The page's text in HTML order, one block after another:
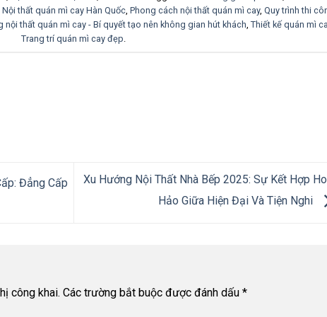
Nội thất quán mì cay Hàn Quốc, Phong cách nội thất quán mì cay, Quy trình thi
nội thất quán mì cay - Bí quyết tạo nên không gian hút khách, Thiết kế quán mì
Trang trí quán mì cay đẹp.
Đẳng Cấp
Xu Hướng Nội Thất Nhà Bếp 2025: Sự Kết Hợp
Hảo Giữa Hiện Đại Và Tiện Nghi
công khai. Các trường bắt buộc được đánh dấu *